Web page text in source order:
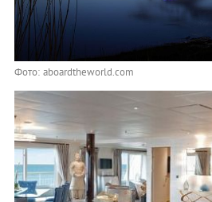
Фото: aboardtheworld.com